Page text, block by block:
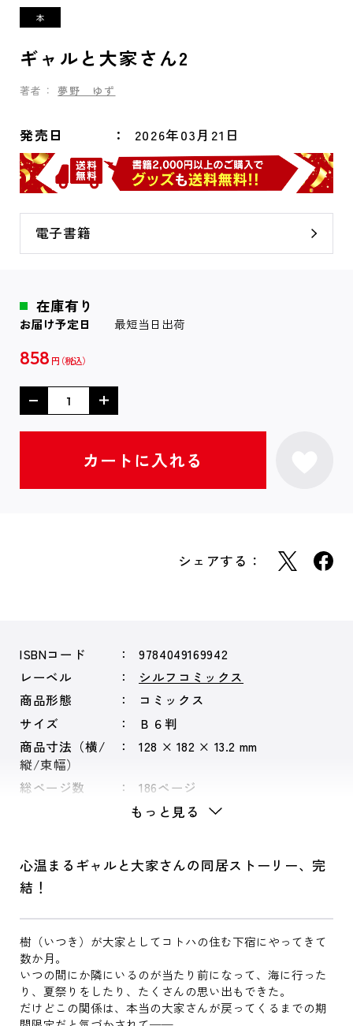
ギャルと大家さん2
著者： 夢野 ゆず
発売日 2026年03月21日
電子書籍
在庫有り
お届け予定日 最短当日出荷
858 円
シェアする：
ISBNコード
9784049169942
レーベル
シルフコミックス
商品形態
コミックス
サイズ
Ｂ６判
商品寸法（横/
縦/束幅）
128 × 182 × 13.2 mm
総ページ数 186ページ
もっと見る
心温まるギャルと大家さんの同居ストーリー、完
結！
樹（いつき）が大家としてコトハの住む下宿にやってきて
数か月。
いつの間にか隣にいるのが当たり前になって、海に行った
り、夏祭りをしたり、たくさんの思い出もできた。
だけどこの関係は、本当の大家さんが戻ってくるまでの期